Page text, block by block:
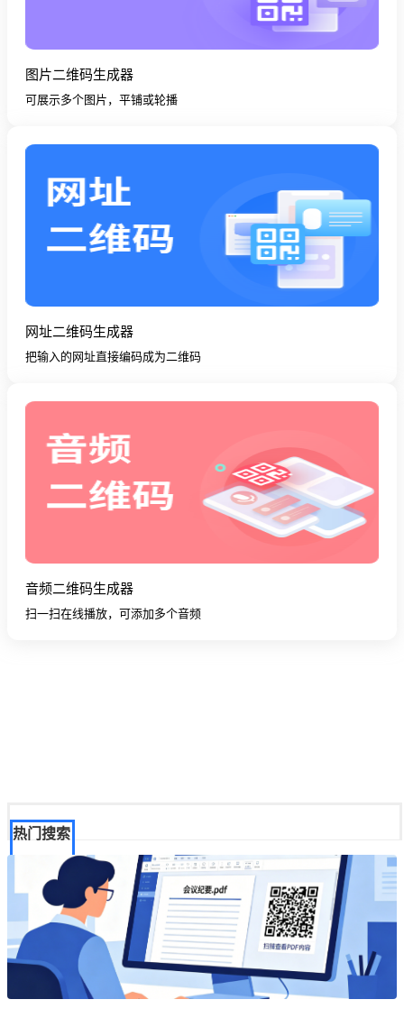
图片二维码生成器
可展示多个图片，平铺或轮播
网址二维码生成器
把输入的网址直接编码成为二维码
音频二维码生成器
扫一扫在线播放，可添加多个音频
热门搜索